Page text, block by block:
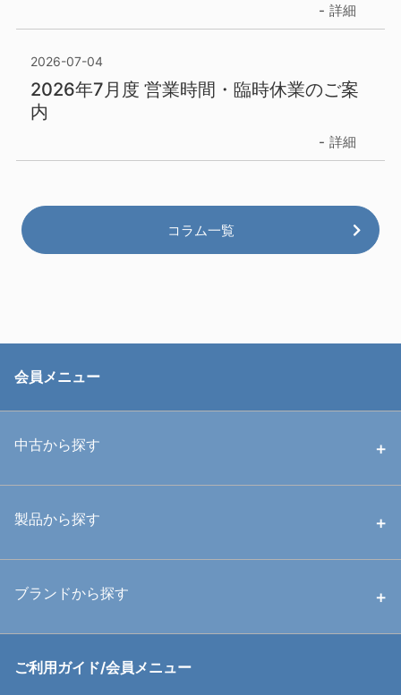
詳細
2026-07-04
2026年7月度 営業時間・臨時休業のご案
内
詳細
コラム一覧
会員メニュー
中古から探す
中古ハウジング
中古アームシステム
製品から探す
ハウジング
ブランドから探す
RGBlue
ご利用ガイド/会員メニュー